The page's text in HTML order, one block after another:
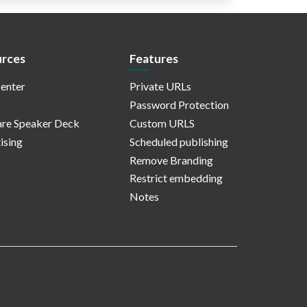
Speaker Deck
Features
Private URLs
Password Protection
Custom URLS
Scheduled publishing
Remove Branding
Restrict embedding
Notes